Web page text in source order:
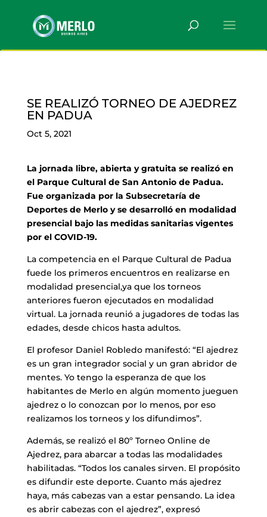
SE REALIZÓ TORNEO DE AJEDREZ
EN PADUA
Oct 5, 2021
La jornada libre, abierta y gratuita se realizó en
el Parque Cultural de San Antonio de Padua.
Fue organizada por la Subsecretaría de
Deportes de Merlo y se desarrolló en modalidad
presencial bajo las medidas sanitarias vigentes
por el COVID-19.
La competencia en el Parque Cultural de Padua
fuede los primeros encuentros en realizarse en
modalidad presencial,ya que los torneos
anteriores fueron ejecutados en modalidad
virtual. La jornada reunió a jugadores de todas las
edades, desde chicos hasta adultos.
El profesor Daniel Robledo manifestó: “El ajedrez
es un gran integrador social y un gran abridor de
mentes. Yo tengo la esperanza de que los
habitantes de Merlo en algún momento jueguen
ajedrez o lo conozcan por lo menos, por eso
realizamos los torneos y los difundimos”.
Además, se realizó el 80º Torneo Online de
Ajedrez, para abarcar a todas las modalidades
habilitadas. “Todos los canales sirven. El propósito
es difundir este deporte. Cuanto más ajedrez
haya, más cabezas van a estar pensando. La idea
es abrir cabezas con el ajedrez”, expresó